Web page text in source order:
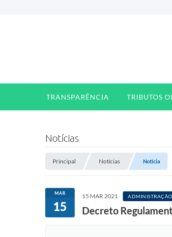
TRANSPARÊNCIA TRIBUTOS
Notícias
Principal Notícias Notícia
MAR
15
15 MAR 2021 ADMINISTRAÇÃO
Decreto